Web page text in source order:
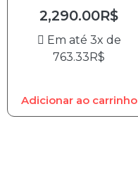
2,290.00R$
Em até 3x de
763.33R$
Adicionar ao carrinho